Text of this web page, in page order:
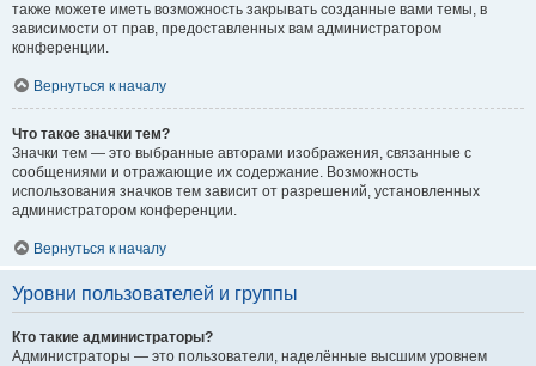
также можете иметь возможность закрывать созданные вами темы, в
зависимости от прав, предоставленных вам администратором
конференции.
Вернуться к началу
Что такое значки тем?
Значки тем — это выбранные авторами изображения, связанные с
сообщениями и отражающие их содержание. Возможность
использования значков тем зависит от разрешений, установленных
администратором конференции.
Вернуться к началу
Уровни пользователей и группы
Кто такие администраторы?
Администраторы — это пользователи, наделённые высшим уровнем